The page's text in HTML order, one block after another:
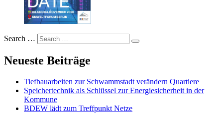
Search …
Neueste Beiträge
Tiefbauarbeiten zur Schwammstadt verändern Quartiere
Speichertechnik als Schlüssel zur Energiesicherheit in der
Kommune
BDEW lädt zum Treffpunkt Netze